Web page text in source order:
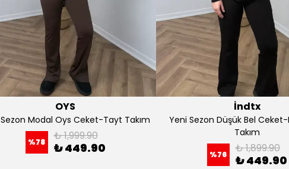
İndtx
Yeni Sezon Straplez Yelek Takım
%74 ₺ 1,699.90
₺ 449.90
İndtx
Yeni Sezon Premium Keten
Takım
%74 ₺ 1,699.90
₺ 449.90